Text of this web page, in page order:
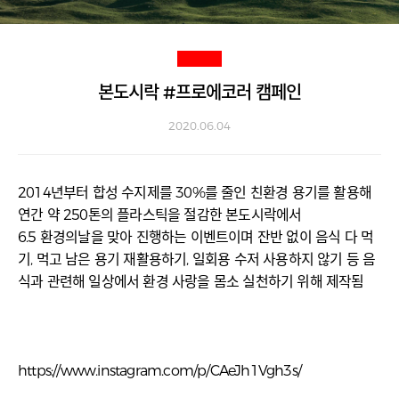
본도시락 #프로에코러 캠페인
2020.06.04
2014년부터 합성 수지제를 30%를 줄인 친환경 용기를 활용해
연간 약 250톤의 플라스틱을 절감한 본도시락에서
6.5 환경의날을 맞아 진행하는 이벤트이며 잔반 없이 음식 다 먹
기, 먹고 남은 용기 재활용하기, 일회용 수저 사용하지 않기 등 음
식과 관련해 일상에서 환경 사랑을 몸소 실천하기 위해 제작됨
https://www.instagram.com/p/CAeJh1Vgh3s/